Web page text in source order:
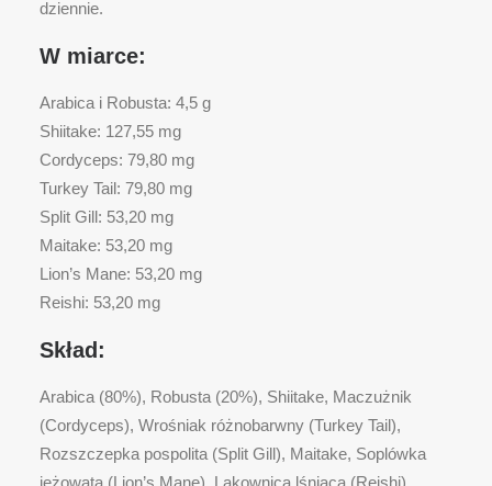
dziennie.
W miarce:
Arabica i Robusta: 4,5 g
Shiitake: 127,55 mg
Cordyceps: 79,80 mg
Turkey Tail: 79,80 mg
Split Gill: 53,20 mg
Maitake: 53,20 mg
Lion’s Mane: 53,20 mg
Reishi: 53,20 mg
Skład:
Arabica (80%), Robusta (20%), Shiitake, Maczużnik
(Cordyceps), Wrośniak różnobarwny (Turkey Tail),
Rozszczepka pospolita (Split Gill), Maitake, Soplówka
jeżowata (Lion’s Mane), Lakownica lśniąca (Reishi).